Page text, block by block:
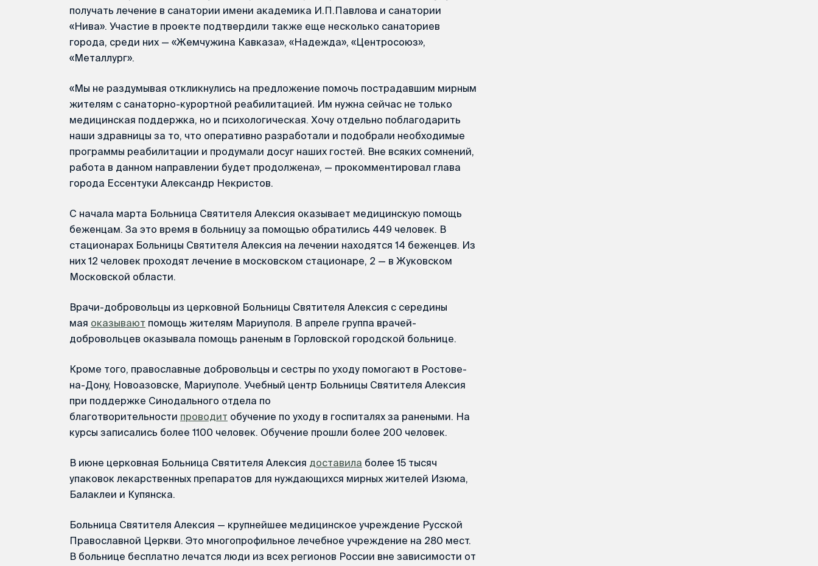
получать лечение в санатории имени академика И.П.Павлова и санатории
«Нива». Участие в проекте подтвердили также еще несколько санаториев
города, среди них — «Жемчужина Кавказа», «Надежда», «Центросоюз»,
«Металлург».
«Мы не раздумывая откликнулись на предложение помочь пострадавшим мирным
жителям с санаторно-курортной реабилитацией. Им нужна сейчас не только
медицинская поддержка, но и психологическая. Хочу отдельно поблагодарить
наши здравницы за то, что оперативно разработали и подобрали необходимые
программы реабилитации и продумали досуг наших гостей. Вне всяких сомнений,
работа в данном направлении будет продолжена», — прокомментировал глава
города Ессентуки Александр Некристов.
С начала марта Больница Святителя Алексия оказывает медицинскую помощь
беженцам. За это время в больницу за помощью обратились 449 человек. В
стационарах Больницы Святителя Алексия на лечении находятся 14 беженцев. Из
них 12 человек проходят лечение в московском стационаре, 2 — в Жуковском
Московской области.
Врачи-добровольцы из церковной Больницы Святителя Алексия с середины
мая оказывают помощь жителям Мариуполя. В апреле группа врачей-
добровольцев оказывала помощь раненым в Горловской городской больнице.
Кроме того, православные добровольцы и сестры по уходу помогают в Ростове-
на-Дону, Новоазовске, Мариуполе. Учебный центр Больницы Святителя Алексия
при поддержке Синодального отдела по
благотворительности проводит обучение по уходу в госпиталях за ранеными. На
курсы записались более 1100 человек. Обучение прошли более 200 человек.
В июне церковная Больница Святителя Алексия доставила более 15 тысяч
упаковок лекарственных препаратов для нуждающихся мирных жителей Изюма,
Балаклеи и Купянска.
Больница Святителя Алексия — крупнейшее медицинское учреждение Русской
Православной Церкви. Это многопрофильное лечебное учреждение на 280 мест.
В больнице бесплатно лечатся люди из всех регионов России вне зависимости от